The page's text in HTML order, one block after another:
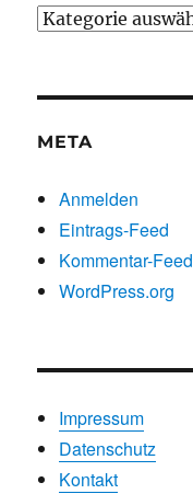
Beiträge
META
Anmelden
Eintrags-Feed
Kommentar-Feed
WordPress.org
Impressum
Datenschutz
Kontakt